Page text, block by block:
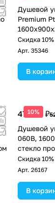
Душевой
Premium
графит,
Скидка
Арт. 35346
В
10%
47 546 ₽
Душевой
060B,
стекло
Скидка
Арт. 26167
В